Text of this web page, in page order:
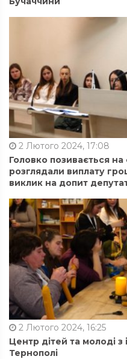
2 Лютого 2024, 17:08
Головко позивається
розглядали виплату
виклик на допит
2 Лютого 2024, 16:25
Центр дітей та молоді з
Тернополі